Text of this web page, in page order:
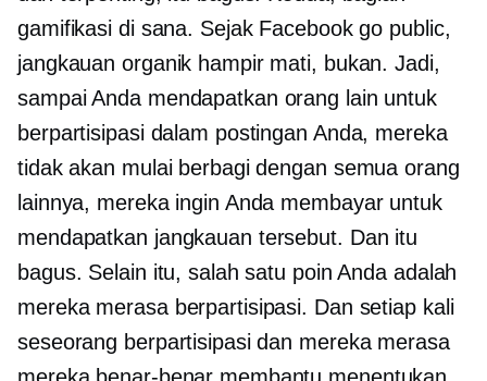
gamifikasi di sana. Sejak Facebook go public,
jangkauan organik hampir mati, bukan. Jadi,
sampai Anda mendapatkan orang lain untuk
berpartisipasi dalam postingan Anda, mereka
tidak akan mulai berbagi dengan semua orang
lainnya, mereka ingin Anda membayar untuk
mendapatkan jangkauan tersebut. Dan itu
bagus. Selain itu, salah satu poin Anda adalah
mereka merasa berpartisipasi. Dan setiap kali
seseorang berpartisipasi dan mereka merasa